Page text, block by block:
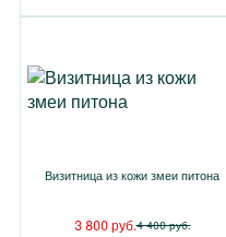
Визитница из кожи змеи питона
3 800 руб.4 400 руб.